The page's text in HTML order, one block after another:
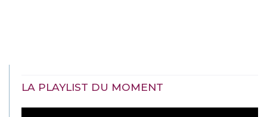
LA PLAYLIST DU MOMENT